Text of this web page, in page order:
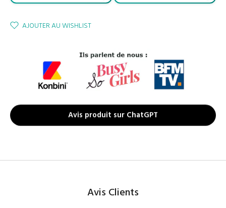
AJOUTER AU WISHLIST
Avis produit sur ChatGPT
Avis Clients